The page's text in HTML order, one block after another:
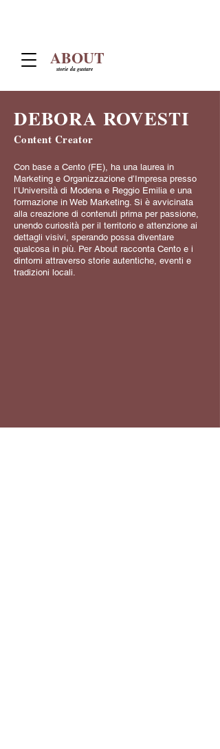
ABOUT
storie da gustare
DEBORA ROVESTI
Content Creator
Con base a Cento (FE), ha una laurea in
Marketing e Organizzazione d’Impresa presso
l’Università di Modena e Reggio Emilia e una
formazione in Web Marketing. Si è avvicinata
alla creazione di contenuti prima per passione,
unendo curiosità per il territorio e attenzione ai
dettagli visivi, sperando possa diventare
qualcosa in più. Per About racconta Cento e i
dintorni attraverso storie autentiche, eventi e
tradizioni locali.